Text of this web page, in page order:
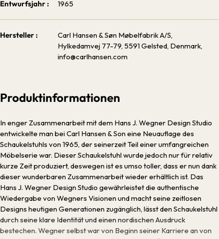
Entwurfsjahr : 1965
Hersteller :
Carl Hansen & Søn Møbelfabrik A/S,
Hylkedamvej 77-­79, 5591 Gelsted, Denmark,
info@carlhansen.com
Produktinformationen
In enger Zusammenarbeit mit dem Hans J. Wegner Design Studio
entwickelte man bei Carl Hansen & Son eine Neuauflage des
Schaukelstuhls von 1965, der seinerzeit Teil einer umfangreichen
Möbelserie war. Dieser Schaukelstuhl wurde jedoch nur für relativ
kurze Zeit produziert, deswegen ist es umso toller, dass er nun dank
dieser wunderbaren Zusammenarbeit wieder erhältlich ist. Das
Hans J. Wegner Design Studio gewährleistet die authentische
Wiedergabe von Wegners Visionen und macht seine zeitlosen
Designs heutigen Generationen zugänglich, lässt den Schaukelstuhl
durch seine klare Identität und einen nordischen Ausdruck
bestechen. Wegner selbst war von Beginn seiner Karriere an von